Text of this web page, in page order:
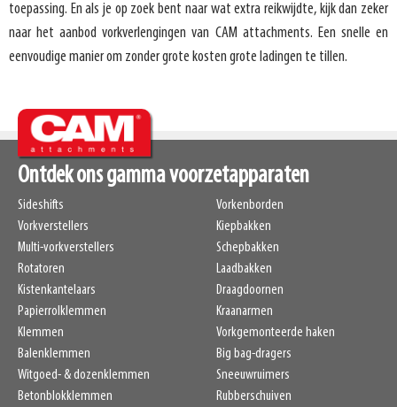
toepassing. En als je op zoek bent naar wat extra reikwijdte, kijk dan zeker
naar het aanbod vorkverlengingen van CAM attachments. Een snelle en
eenvoudige manier om zonder grote kosten grote ladingen te tillen.
Ontdek ons gamma voorzetapparaten
Sideshifts
Vorkverstellers
Multi-vorkverstellers
Rotatoren
Kistenkantelaars
Papierrolklemmen
Klemmen
Balenklemmen
Witgoed- & dozenklemmen
Betonblokklemmen
Vorkenborden
Kiepbakken
Schepbakken
Laadbakken
Draagdoornen
Kraanarmen
Vorkgemonteerde haken
Big bag-dragers
Sneeuwruimers
Rubberschuiven